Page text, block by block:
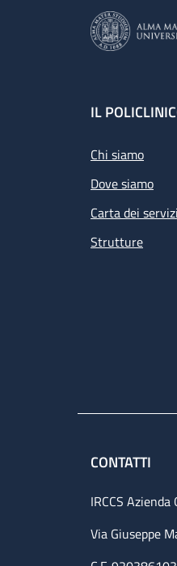
IL
Chi siamo
Dove siamo
Carta dei servizi
Strutture
CONTATTI
IRCCS
Via Giuseppe